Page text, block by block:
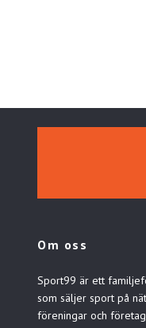
Om oss
Sport99 är ett
som säljer sport på
föreningar och